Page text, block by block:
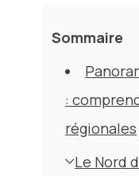
Sommaire
:
régionales
Le Nord